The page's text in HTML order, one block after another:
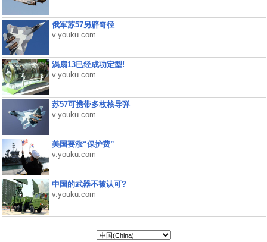
俄军苏57另辟奇径
v.youku.com
涡扇13已经成功定型!
v.youku.com
苏57可携带多枚核导弹
v.youku.com
美国要涨“保护费”
v.youku.com
中国的武器不被认可?
v.youku.com